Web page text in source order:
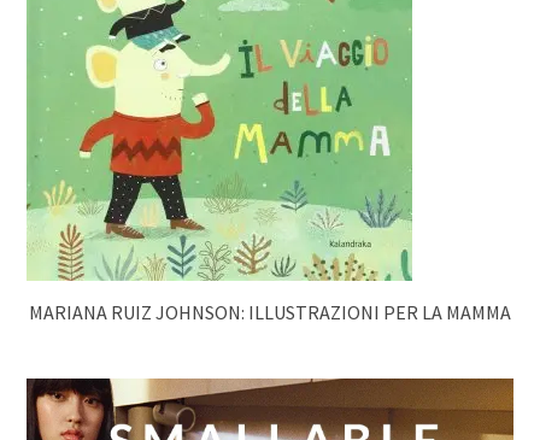
MARIANA RUIZ JOHNSON: ILLUSTRAZIONI PER LA MAMMA